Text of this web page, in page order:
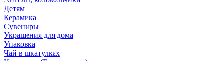
Детям
Керамика
Сувениры
Украшения для дома
Упаковка
Чай в шкатулках